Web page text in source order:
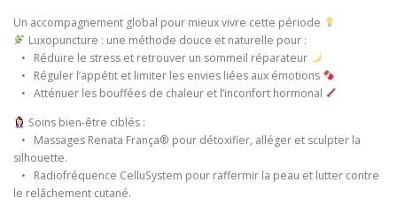
Un accompagnement global pour mieux vivre cette période
Luxopuncture : une méthode douce et naturelle pour :
• Réduire le stress et retrouver un sommeil réparateur
• Réguler l’appétit et limiter les envies liées aux émotions
• Atténuer les bouffées de chaleur et l’inconfort hormonal
Soins bien-être ciblés :
• Massages Renata França® pour détoxifier, alléger et sculpter la
silhouette.
• Radiofréquence CelluSystem pour raffermir la peau et lutter contre
le relâchement cutané.